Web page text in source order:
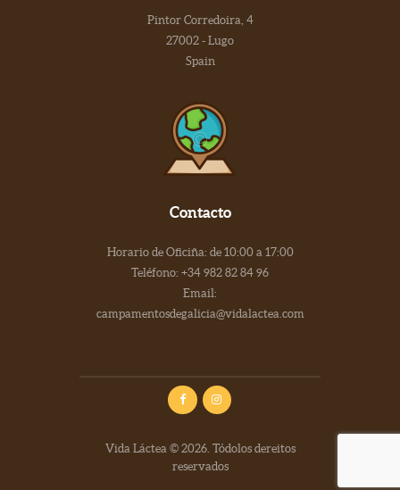
Pintor Corredoira, 4
27002 - Lugo
Spain
Contacto
Horario de Oficiña: de 10:00 a 17:00
Teléfono: +34 982 82 84 96
Email:
campamentosdegalicia@vidalactea.com
Vida Láctea © 2026. Tódolos dereitos
reservados